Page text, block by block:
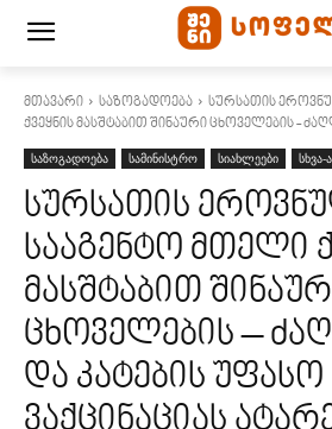
მთავარი საზოგადოება
სურსათის
ქვეყნის მასშტაბით შინაური ცხოველების -
საზოგადოება სამინისტრო სიახლეები სხვა-
სურსათის
სააგენტო მთელი
მასშტაბით
ცხოველების –
და კატების უფასო
ვაქცინაციას